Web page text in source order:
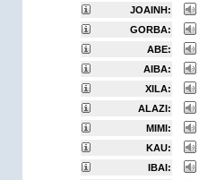
JOAINH:
GORBA:
ABE:
AIBA:
XILA:
ALAZI:
MIMI:
KAU:
IBAI: